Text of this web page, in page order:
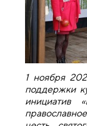
1ноября
поддержки
инициатив